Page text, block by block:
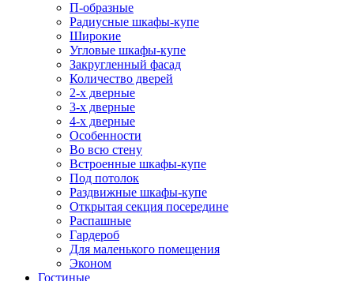
П-образные
Радиусные шкафы-купе
Широкие
Угловые шкафы-купе
Закругленный фасад
Количество дверей
2-х дверные
3-х дверные
4-х дверные
Особенности
Во всю стену
Встроенные шкафы-купе
Под потолок
Раздвижные шкафы-купе
Открытая секция посередине
Распашные
Гардероб
Для маленького помещения
Эконом
Гостиные